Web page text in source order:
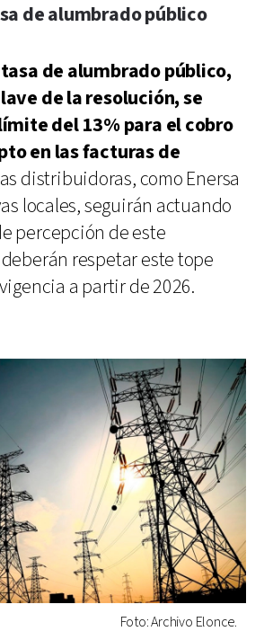
de alumbrado público
de alumbrado público,
de la resolución, se
del 13% para el cobro
en las facturas de
distribuidoras, como Enersa
locales, seguirán actuando
percepción de este
respetar este tope
a partir de 2026.
Foto: Archivo Elonce.